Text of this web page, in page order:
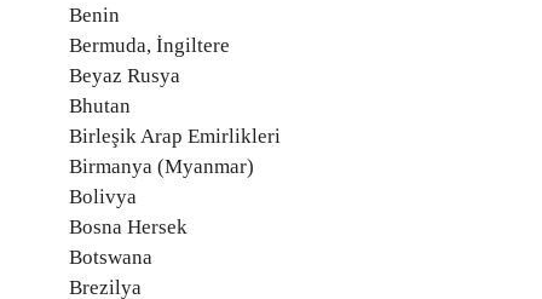
Benin
Bermuda, İngiltere
Beyaz Rusya
Bhutan
Birleşik Arap Emirlikleri
Birmanya (Myanmar)
Bolivya
Bosna Hersek
Botswana
Brezilya